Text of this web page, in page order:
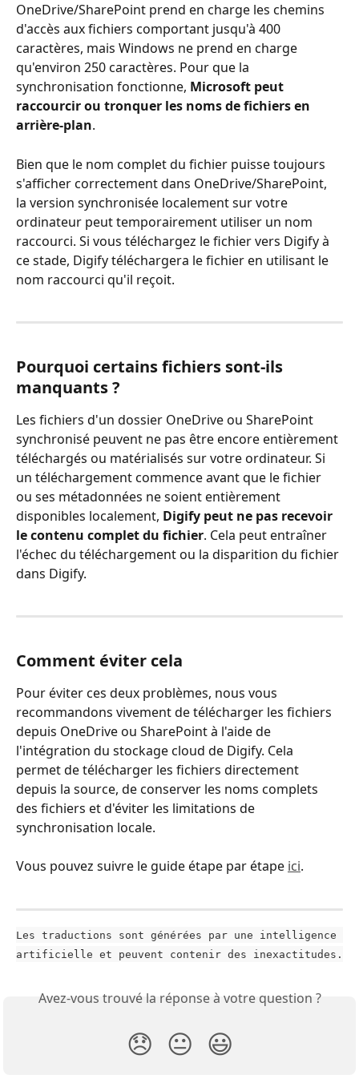
OneDrive/SharePoint prend en charge les chemins
d'accès aux fichiers comportant jusqu'à 400
caractères, mais Windows ne prend en charge
qu'environ 250 caractères. Pour que la
synchronisation fonctionne, Microsoft peut
raccourcir ou tronquer les noms de fichiers en
arrière-plan.
Bien que le nom complet du fichier puisse toujours
s'afficher correctement dans OneDrive/SharePoint,
la version synchronisée localement sur votre
ordinateur peut temporairement utiliser un nom
raccourci. Si vous téléchargez le fichier vers Digify à
ce stade, Digify téléchargera le fichier en utilisant le
nom raccourci qu'il reçoit.
Pourquoi certains fichiers sont-ils
manquants ?
Les fichiers d'un dossier OneDrive ou SharePoint
synchronisé peuvent ne pas être encore entièrement
téléchargés ou matérialisés sur votre ordinateur. Si
un téléchargement commence avant que le fichier
ou ses métadonnées ne soient entièrement
disponibles localement, Digify peut ne pas recevoir
le contenu complet du fichier. Cela peut entraîner
l'échec du téléchargement ou la disparition du fichier
dans Digify.
Comment éviter cela
Pour éviter ces deux problèmes, nous vous
recommandons vivement de télécharger les fichiers
depuis OneDrive ou SharePoint à l'aide de
l'intégration du stockage cloud de Digify. Cela
permet de télécharger les fichiers directement
depuis la source, de conserver les noms complets
des fichiers et d'éviter les limitations de
synchronisation locale.
Vous pouvez suivre le guide étape par étape ici.
Les traductions sont générées par une intelligence
artificielle et peuvent contenir des inexactitudes.
Avez-vous trouvé la réponse à votre question ?
😞 😐 😃